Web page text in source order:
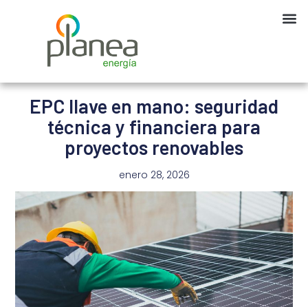
EPC llave en mano: seguridad
técnica y financiera para
proyectos renovables
enero 28, 2026